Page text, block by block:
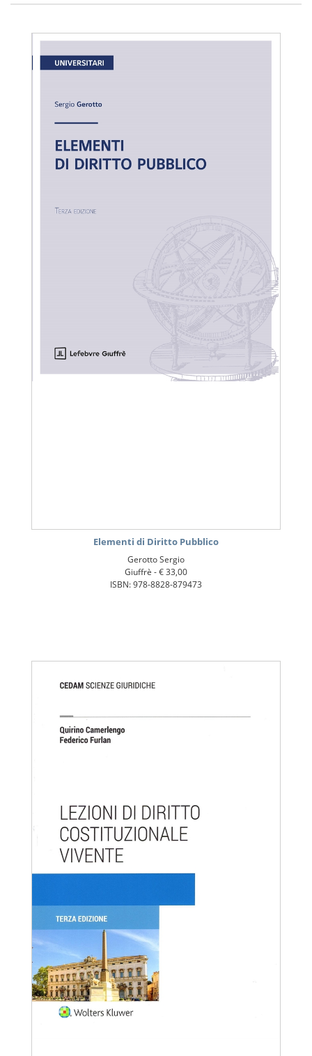
Elementi di Diritto Pubblico
Gerotto Sergio
Giuffrè -€ 33,00
ISBN: 978-8828-879473